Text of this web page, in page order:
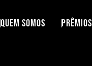
QUEM SOMOS PRÊMIOS